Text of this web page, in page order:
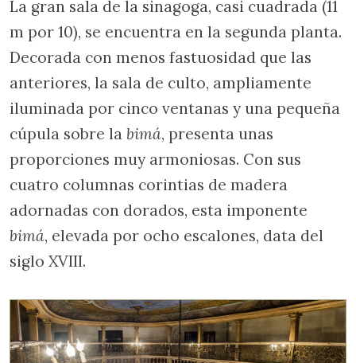
La gran sala de la sinagoga, casi cuadrada (11
m por 10), se encuentra en la segunda planta.
Decorada con menos fastuosidad que las
anteriores, la sala de culto, ampliamente
iluminada por cinco ventanas y una pequeña
cúpula sobre la bimá, presenta unas
proporciones muy armoniosas. Con sus
cuatro columnas corintias de madera
adornadas con dorados, esta imponente
bimá, elevada por ocho escalones, data del
siglo XVIII.